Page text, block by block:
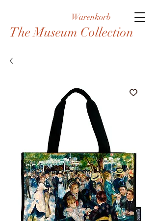
Warenkorb
The Museum Collection